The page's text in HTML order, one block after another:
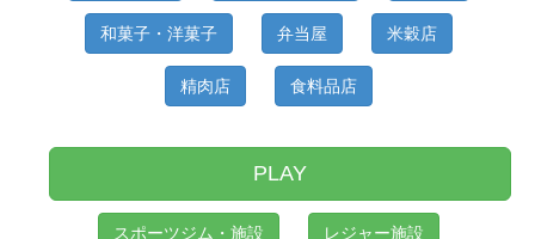
和菓子・洋菓子 弁当屋 米穀店
精肉店 食料品店
PLAY
スポーツジム・施設 レジャー施設